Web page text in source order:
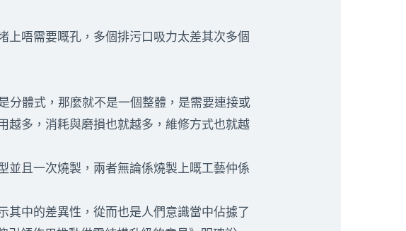
上唔需要嘅孔，多個排污口吸力太差其次多個
分體式，那麼就不是一個整體，是需要連接或
越多，消耗與磨損也就越多，維修方式也就越
並且一次燒製，兩者無論係燒製上嘅工藝仲係
其中的差異性，從而也是人們意識當中佔據了